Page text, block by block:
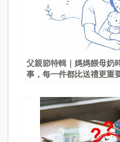
父親節特輯｜媽媽餵母奶
事，每一件都比送禮更重